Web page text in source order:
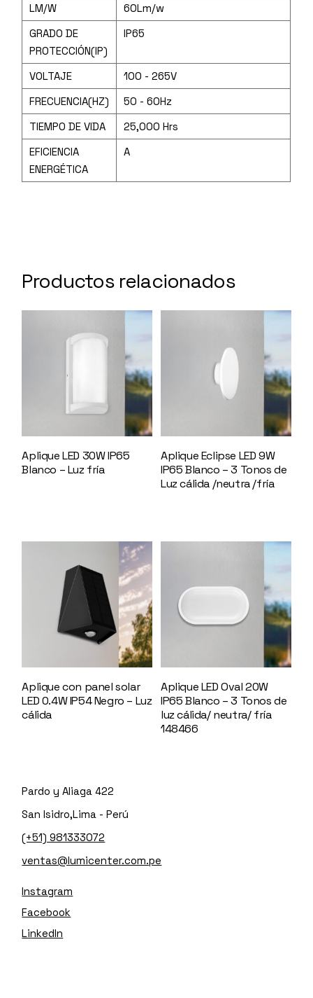
LM/W
60Lm/w
GRADO DE
PROTECCIÓN(IP)
IP65
VOLTAJE
100 - 265V
FRECUENCIA(HZ)
50 - 60Hz
TIEMPO DE VIDA
25,000 Hrs
EFICIENCIA
ENERGÉTICA
A
Productos relacionados
Aplique LED 30W IP65
Blanco – Luz fría145136
Aplique Eclipse LED 9W
IP65 Blanco – 3 Tonos de
Luz cálida /neutra /fría
Aplique con panel solar
LED 0.4W IP54 Negro – Luz
cálida
Aplique LED Oval 20W
IP65 Blanco – 3 Tonos de
luz cálida/ neutra/ fría
148466
Pardo y Aliaga 422
San Isidro,Lima - Perú
(+51) 981333072
ventas@lumicenter.com.pe
Instagram
Facebook
LinkedIn